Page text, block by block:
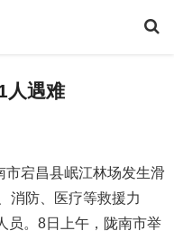
人遇难
宕昌县岷江林场发生滑
消防、医疗等救援力
员。8日上午，陇南市举